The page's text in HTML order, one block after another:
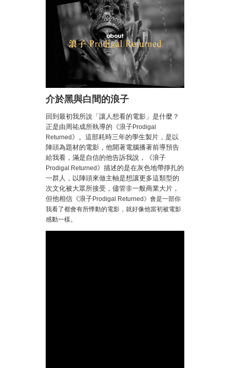
介於黑與白間的浪子
回到最初我所說「讓人想看的電影」是什麼？
正是由周祐成所執導的《浪子Prodigal
Returned 》。這部耗時三年的學生製片，是以
陣頭為題材的電影，他開著電腦播著前導預告
給我看，滿是自信的他告訴我說，
《浪子
Prodigal Returned 》 描述的是在灰色地帶掙扎的
一群人，以陣頭來做主軸是想讓更多這類型的
次文化被大眾所接受，儘管非一般商業大片，
但他相信 《浪子Prodigal Returned 》會是一部你
我看了都會有所悸動的電影，就好像他當初被電影
感動一樣。